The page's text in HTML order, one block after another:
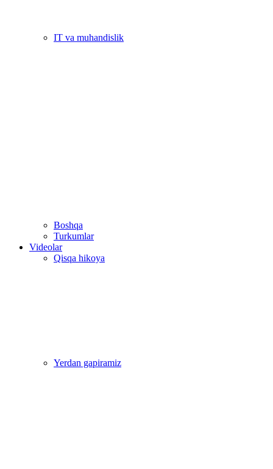
IT va muhandislik
Boshqa
Turkumlar
Videolar
Qisqa hikoya
Yerdan gapiramiz